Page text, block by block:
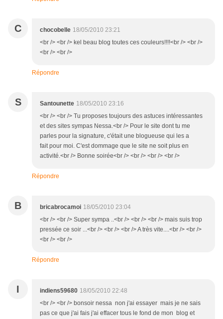
C chocobelle 18/05/2010 23:21
<br /> <br /> kel beau blog toutes ces couleurs!!!!<br /> <br />
<br /> <br />
Répondre
S Santounette 18/05/2010 23:16
<br /> <br /> Tu proposes toujours des astuces intéressantes
et des sites sympas Nessa.<br /> Pour le site dont tu me
parles pour la signature, c'était une blogueuse qui les a
fait pour moi. C'est dommage que le site ne soit plus en
activité.<br /> Bonne soirée<br /> <br /> <br /> <br />
Répondre
B bricabrocamoi 18/05/2010 23:04
<br /> <br /> Super sympa ..<br /> <br /> <br /> mais suis trop
pressée ce soir ...<br /> <br /> <br /> A très vite....<br /> <br />
<br /> <br />
Répondre
I indiens59680 18/05/2010 22:48
<br /> <br /> bonsoir nessa non j'ai essayer mais je ne sais
pas ce que j'ai fais j'ai effacer tous le fond de mon blog et